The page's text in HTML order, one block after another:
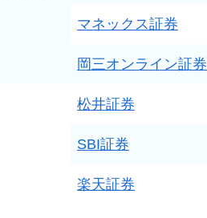
マネックス証券
岡三オンライン証券
松井証券
SBI証券
楽天証券